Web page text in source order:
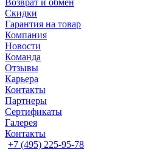
Возврат и обмен
Скидки
Гарантия на товар
Компания
Новости
Команда
Отзывы
Карьера
Контакты
Партнеры
Сертификаты
Галерея
Контакты
+7 (495) 225-95-78